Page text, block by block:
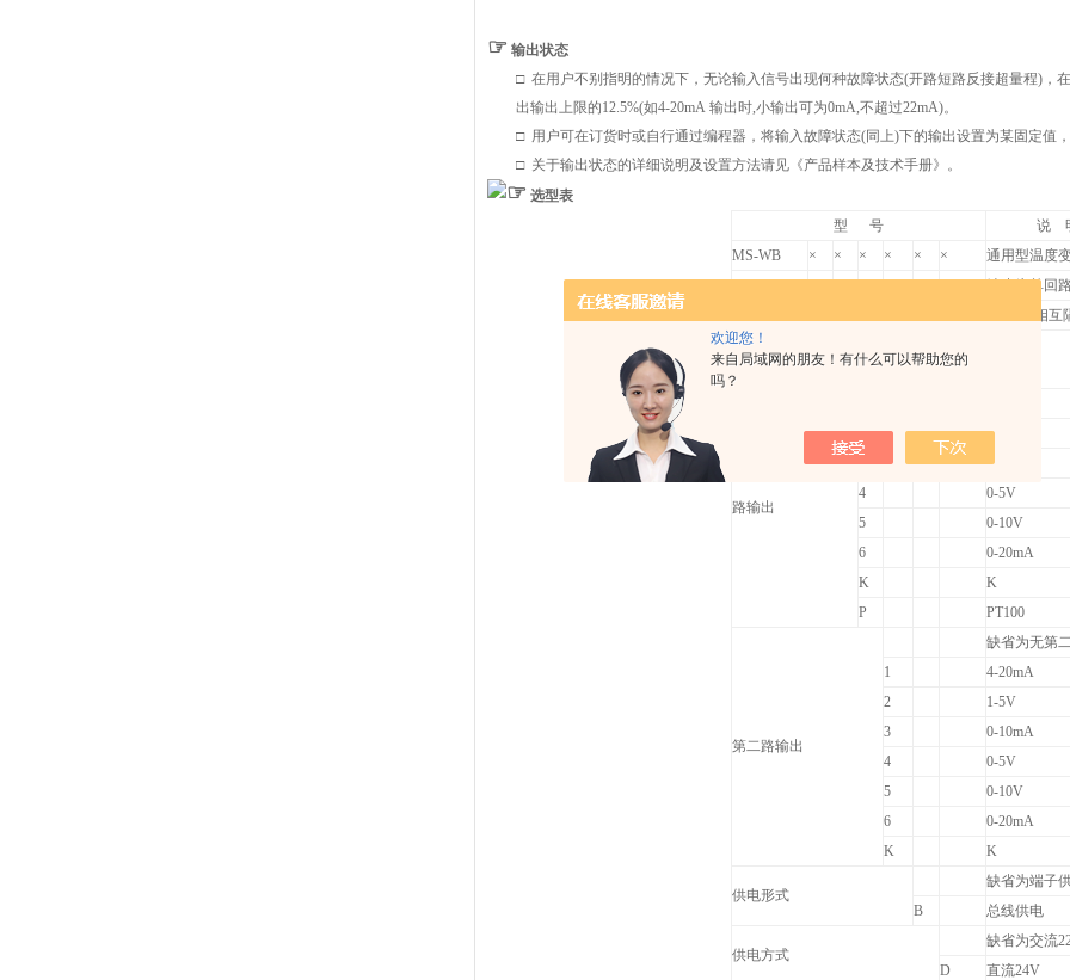
欢迎您！
来自局域网的朋友！有什么可以帮助您的
吗？
☞ 输出状态
□ 在用户不别指明的情况下，无论输入信号出现何种故障状态(开路短路反接超量程)，
出输出上限的12.5%(如4-20mA 输出时,小输出可为0mA,不超过22mA)。
□ 用户可在订货时或自行通过编程器，将输入故障状态(同上)下的输出设置为某固定值
□ 关于输出状态的详细说明及设置方法请见 《产品样本及技术手册》。
☞ 选型表
型 号
说
MS-WB
× × × × × × 通用型温度
缺省为单回
双回路(相互
输入分度号
路输出
2
1-5V
3
0-10mA
4
0-5V
5
0-10V
6
0-20mA
K
K
P
PT100
第二路输出
缺省为无第
1
4-20mA
2
1-5V
3
0-10mA
4
0-5V
5
0-10V
6
0-20mA
K
K
供电形式
缺省为端子
B
总线供电
供电方式
缺省为交流
D
直流24V